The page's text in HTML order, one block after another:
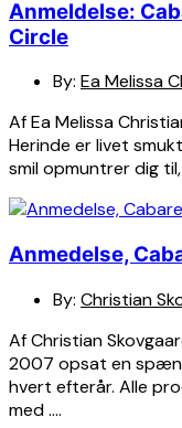
Anmeldelse:
Circle
By: Ea Melissa
Af Ea Melissa
Herinde er livet
smil opmuntrer dig
Anmedelse,
By: Christian
Af Christian
2007 opsat en
hvert efterår. Alle
med ….